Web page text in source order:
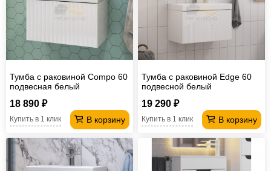
Тумба с раковиной Compo 60
подвесная белый
18 890 ₽
В корзину
Купить в 1 клик
Тумба с раковиной Edge 60
подвесной белый
19 290 ₽
В корзину
Купить в 1 клик